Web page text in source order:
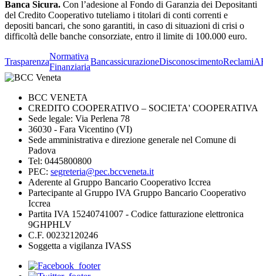
Banca Sicura. Con l’adesione al Fondo di Garanzia dei Depositanti
del Credito Cooperativo tuteliamo i titolari di conti correnti e
depositi bancari, che sono garantiti, in caso di situazioni di crisi o
difficoltà delle banche consorziate, entro il limite di 100.000 euro.
Trasparenza
Normativa
Finanziaria
BancassicurazioneDisconoscimentoReclami
BCC VENETA
CREDITO COOPERATIVO – SOCIETA' COOPERATIVA
Sede legale: Via Perlena 78
36030 - Fara Vicentino (VI)
Sede amministrativa e direzione generale nel Comune di
Padova
Tel: 0445800800
PEC: segreteria@pec.bccveneta.it
Aderente al Gruppo Bancario Cooperativo Iccrea
Partecipante al Gruppo IVA Gruppo Bancario Cooperativo
Iccrea
Partita IVA 15240741007 - Codice fatturazione elettronica
9GHPHLV
C.F. 00232120246
Soggetta a vigilanza IVASS